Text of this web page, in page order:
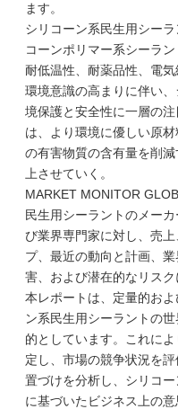
ます。
シリコーン系民生用シー
コーンポリマー系シーラ
耐低温性、耐薬品性、電気
環境意識の高まりに伴い
境保護と安全性に一層の
は、より環境に優しい原
の有害物質の含有量を削
上させていく。
MARKET MONITOR
民生用シーラントのメー
び業界専門家に対し、売
プ、最近の動向と計画、
害、および潜在的なリスク
本レポートは、定量的お
ン系民生用シーラントの
的としています。これに
定し、市場の競争状況を
置づけを分析し、シリコ
に基づいたビジネス上の